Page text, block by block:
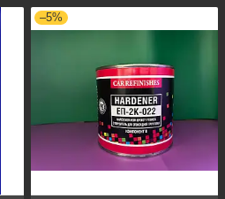
–5%